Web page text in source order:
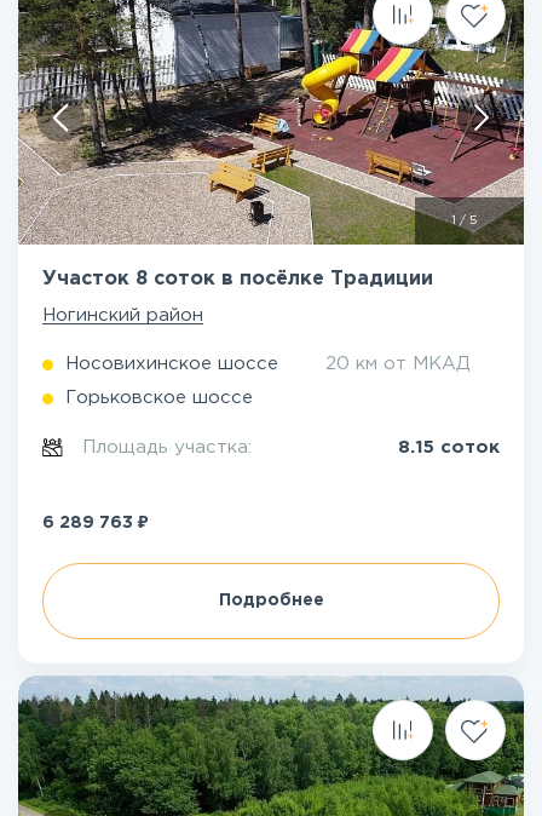
1 /5
Участок 8 соток в посёлке Традиции
Ногинский район
Носовихинское шоссе 20 км от МКАД
Горьковское шоссе
Площадь участка: 8.15 соток
6 289 763 ₽
Подробнее